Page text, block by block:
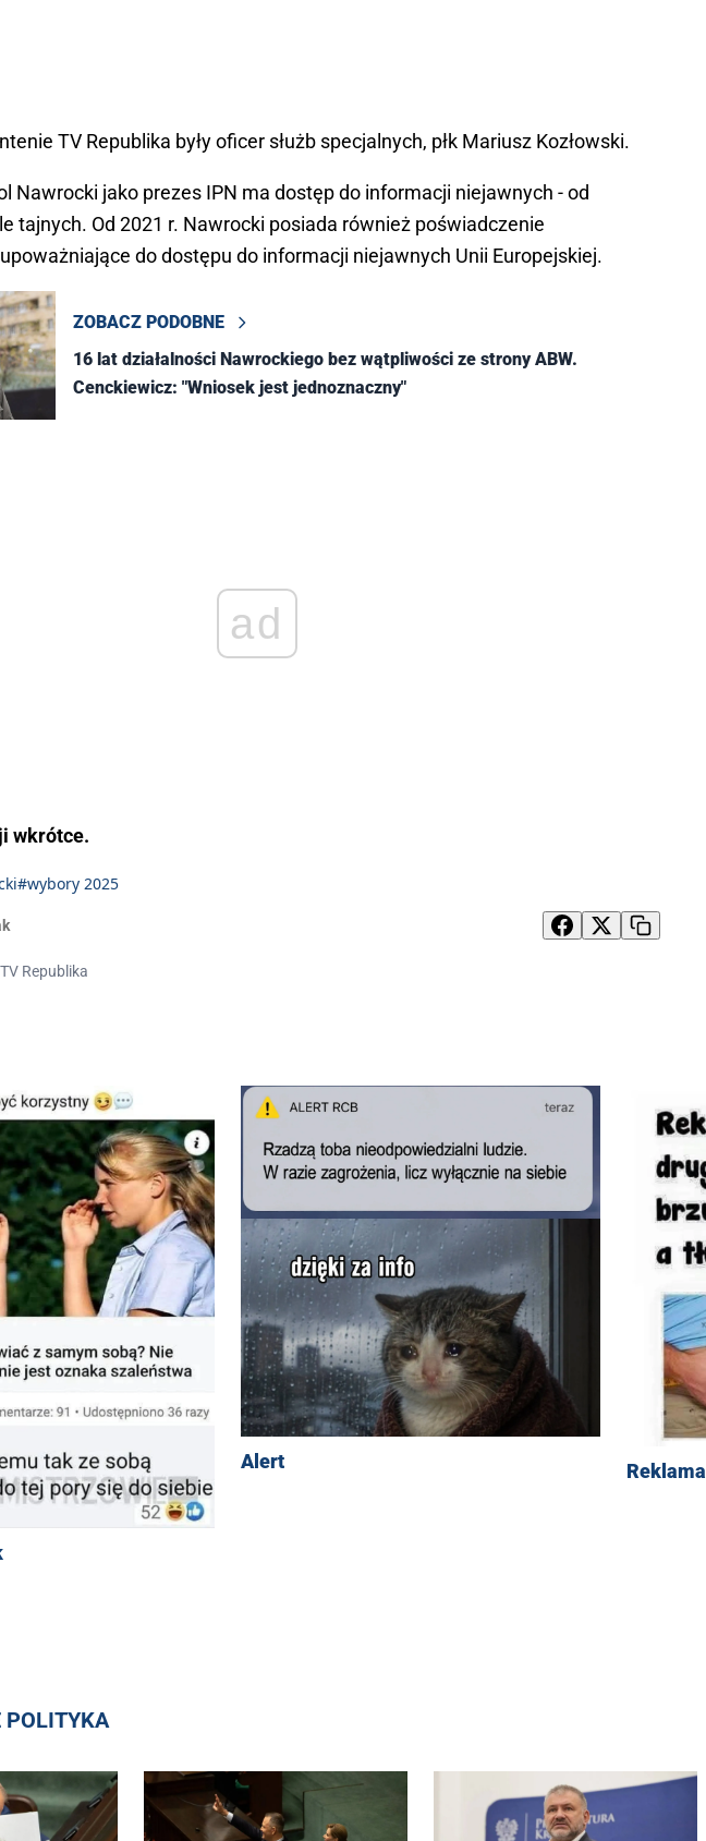
TV Republika były oficer służb specjalnych, płk Mariusz Kozłowski.
Nawrocki jako prezes IPN ma dostęp do informacji niejawnych - od
tajnych. Od 2021 r. Nawrocki posiada również poświadczenie
do dostępu do informacji niejawnych Unii Europejskiej.
ZOBACZ PODOBNE
16 lat działalności Nawrockiego bez wątpliwości ze strony ABW.
Cenckiewicz: "Wniosek jest jednoznaczny"
ad
wkrótce.
#wybory 2025
Republika
Alert Reklama
POLITYKA